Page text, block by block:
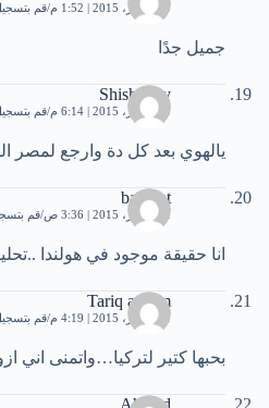
10 أكتوبر، 2015 | 1:52 م قم
جميل جدًا
Shishtawy
10 أكتوبر، 2015 | 6:14 م قم
يالهوي بعد كل دة وارجع لمصر
barakat
11 أكتوبر، 2015 | 3:36 ص قم
انا حقيقة موجود في هولندا
Tariq azzam
11 أكتوبر، 2015 | 4:19 م قم
بحبها كتير لتركيا…واتمنى اني
Ahmed